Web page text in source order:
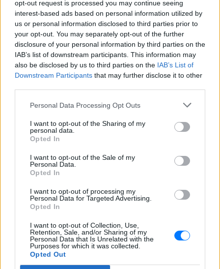
opt-out request is processed you may continue seeing
interest-based ads based on personal information utilized by
us or personal information disclosed to third parties prior to
your opt-out. You may separately opt-out of the further
disclosure of your personal information by third parties on the
IAB’s list of downstream participants. This information may
also be disclosed by us to third parties on the IAB’s List of
Downstream Participants that may further disclose it to other
Personal Data Processing Opt Outs
I want to opt-out of the Sharing of my
personal data.
Opted In
I want to opt-out of the Sale of my
Personal Data.
Opted In
I want to opt-out of processing my
Personal Data for Targeted Advertising.
Opted In
I want to opt-out of Collection, Use,
Retention, Sale, and/or Sharing of my
Personal Data that Is Unrelated with the
Purposes for which it was collected.
Opted Out
«Δεν θα το ξεχάσω όσο ζω»: Η
συγκλονιστική εξομολόγηση
της Αγγελικής Ηλιάδη για τη
στιγμή που είδε τον Ιησού
ΣΉΜΕΡΑ
Η τραγουδίστρια περιέγραψε μέσα από
το Instagram μια εμπειρία που λέει πως
έζησε όταν ο γιος της νοσηλευόταν στο
Η Ιωάννα Τούνη δημοσίευσε
Μύκονο: Όσο και αν έχω
ταξιδέψει, αυτός είναι ο
ΣΉΜΕΡΑ
Ο Λάκης Γαβαλάς έκλεισε τα 74
συγκίνησε ‑ Τι έγραψε για τη
ζωή, τους γονείς του και την
υγεία του